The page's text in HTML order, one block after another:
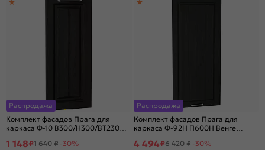
Распродажа
Комплект фасадов Прага для
каркаса Ф-10 В300/Н300/ВТ230
1 148₽1 640 ₽ -30%
Распродажа
Комплект фасадов Прага для
каркаса Ф-92Н П600Н Венге
4 494₽6 420 ₽ -30%